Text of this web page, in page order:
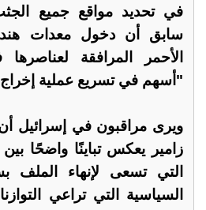
في تحديد مواقع جميع
سابق أن دخول معدات
الأحمر المرافقة
"أسهم في تسريع عملية
ويرى مراقبون في إسرائيل
زامير يعكس تباينًا واضحًا
التي تسعى لإنهاء الملف
السياسية التي تراعي